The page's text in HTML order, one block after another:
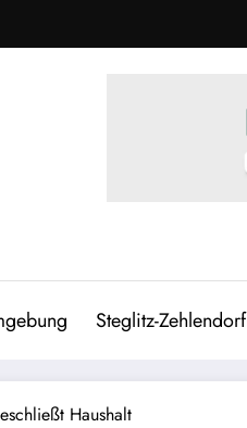
Steglitz-Zehlendorf
Haushalt